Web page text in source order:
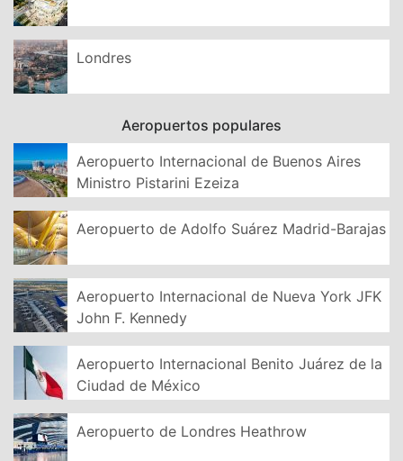
Londres
Aeropuertos populares
Aeropuerto Internacional de Buenos Aires
Ministro Pistarini Ezeiza
Aeropuerto de Adolfo Suárez Madrid-Barajas
Aeropuerto Internacional de Nueva York JFK
John F. Kennedy
Aeropuerto Internacional Benito Juárez de la
Ciudad de México
Aeropuerto de Londres Heathrow